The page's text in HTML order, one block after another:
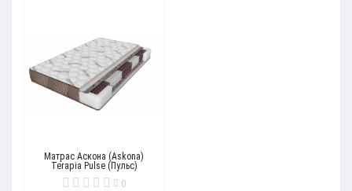
Матрас Аскона (Askona)
Terapia Pulse (Пульс)
0